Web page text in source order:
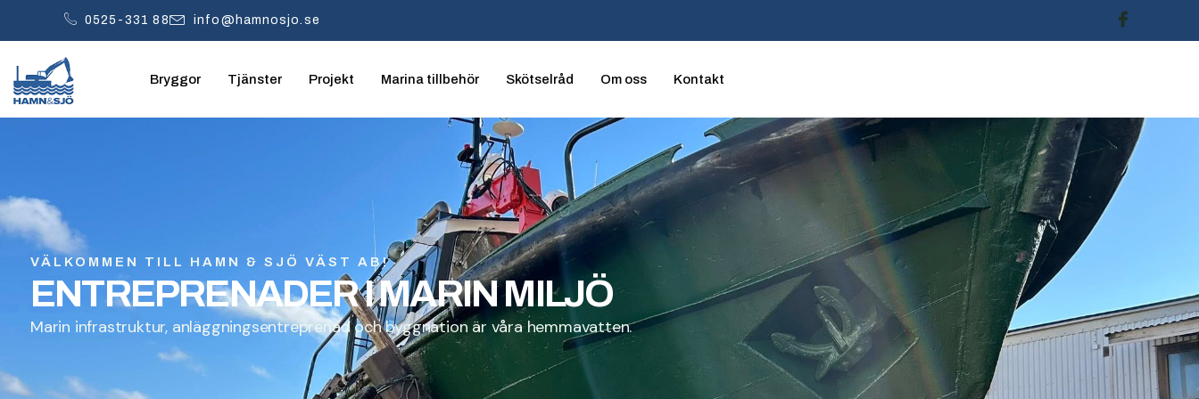
0525-331 88 info@hamnosjo.se
Bryggor Tjänster Projekt Marina tillbehör Skötselråd Om oss Kontakt
VÄLKOMMEN TILL HAMN & SJÖ VÄST AB!
ENTREPRENADER I MARIN MILJÖ
Marin infrastruktur, anläggningsentreprenad och byggnation är våra hemmavatten.